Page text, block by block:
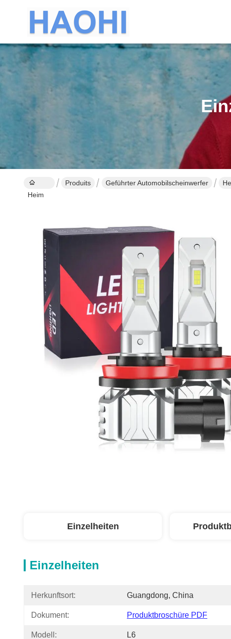
Heim
Produits Geführter Automobilscheinwerfer
Einzelheiten
Einzelheiten
Herkunftsort: Guangdong, China
Dokument: Produktbroschüre PDF
Modell: L6